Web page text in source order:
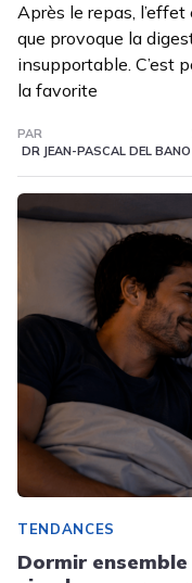
Après le repas, l’effet
que provoque la
insupportable. C’est
la favorite
PAR
DR JEAN-PASCAL DEL BANO
TENDANCES
Dormir